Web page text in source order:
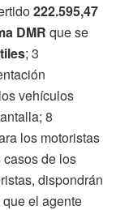
222.595,47
DMR que se
; 3
vehículos
8
los motoristas
de los
dispondrán
que el agente